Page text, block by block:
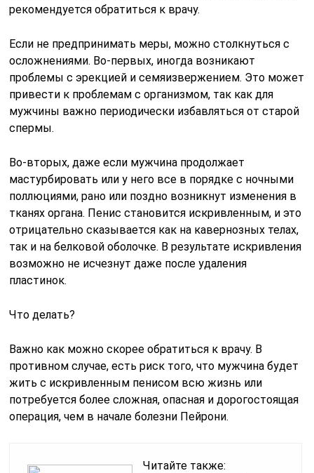
рекомендуется обратиться к врачу.
Если не предпринимать меры, можно столкнуться с
осложнениями. Во-первых, иногда возникают
проблемы с эрекцией и семяизвержением. Это может
привести к проблемам с организмом, так как для
мужчины важно периодически избавляться от старой
спермы.
Во-вторых, даже если мужчина продолжает
мастурбировать или у него все в порядке с ночными
поллюциями, рано или поздно возникнут изменения в
тканях органа. Пенис становится искривленным, и это
отрицательно сказывается как на кавернозных телах,
так и на белковой оболочке. В результате искривления
возможно не исчезнут даже после удаления
пластинок.
Что делать?
Важно как можно скорее обратиться к врачу. В
противном случае, есть риск того, что мужчина будет
жить с искривленным пенисом всю жизнь или
потребуется более сложная, опасная и дорогостоящая
операция, чем в начале болезни Пейрони.
Читайте также: